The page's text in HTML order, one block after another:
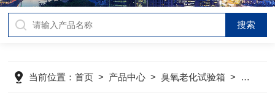
当前位置：首页 > 产品中心 >臭氧老化试验箱 > 老化试